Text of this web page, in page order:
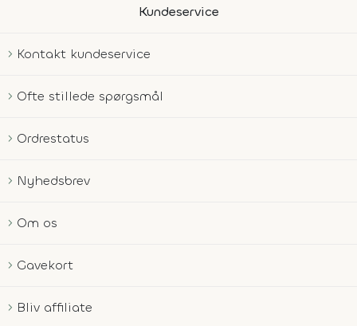
Kundeservice
Kontakt kundeservice
Ofte stillede spørgsmål
Ordrestatus
Nyhedsbrev
Om os
Gavekort
Bliv affiliate